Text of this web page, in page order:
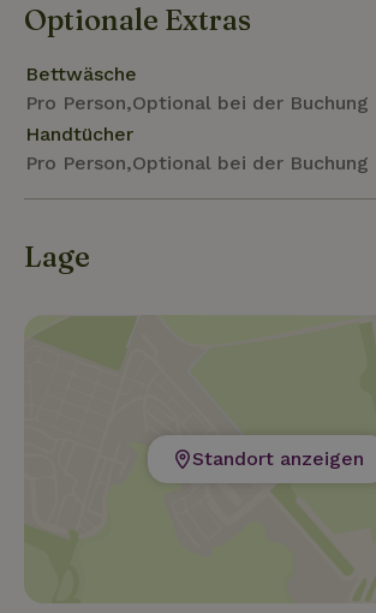
Optionale Extras
Bettwäsche
Pro Person,Optional bei der Buchung
Handtücher
Pro Person,Optional bei der Buchung
Lage
Standort anzeigen